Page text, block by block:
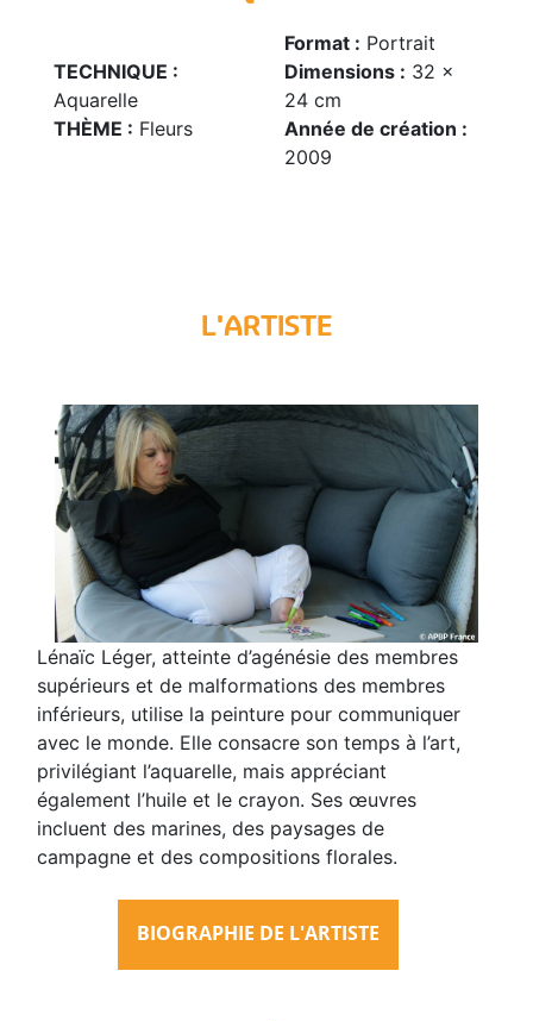
TECHNIQUE :
Aquarelle
THÈME : Fleurs
Format : Portrait
Dimensions : 32 x
24 cm
Année de création :
2009
L'ARTISTE
Lénaïc Léger, atteinte d’agénésie des membres
supérieurs et de malformations des membres
inférieurs, utilise la peinture pour communiquer
avec le monde. Elle consacre son temps à l’art,
privilégiant l’aquarelle, mais appréciant
également l’huile et le crayon. Ses œuvres
incluent des marines, des paysages de
campagne et des compositions florales.
BIOGRAPHIE DE L'ARTISTE